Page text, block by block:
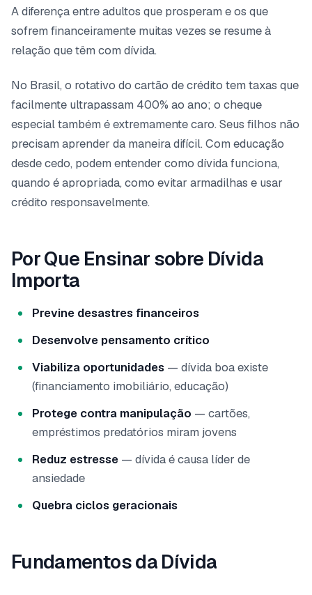
A diferença entre adultos que prosperam e os que
sofrem financeiramente muitas vezes se resume à
relação que têm com dívida.
No Brasil, o rotativo do cartão de crédito tem taxas que
facilmente ultrapassam 400% ao ano; o cheque
especial também é extremamente caro. Seus filhos não
precisam aprender da maneira difícil. Com educação
desde cedo, podem entender como dívida funciona,
quando é apropriada, como evitar armadilhas e usar
crédito responsavelmente.
Por Que Ensinar sobre Dívida
Importa
Previne desastres financeiros
Desenvolve pensamento crítico
Viabiliza oportunidades — dívida boa existe
(financiamento imobiliário, educação)
Protege contra manipulação — cartões,
empréstimos predatórios miram jovens
Reduz estresse — dívida é causa líder de
ansiedade
Quebra ciclos geracionais
Fundamentos da Dívida